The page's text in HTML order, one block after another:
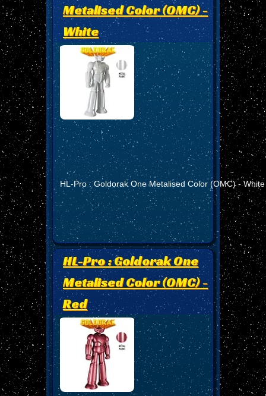
Metalised Color (OMC) -
White
HL-Pro : Goldorak One Metalised Color (OMC) - White
HL-Pro : Goldorak One
Metalised Color (OMC) -
Red